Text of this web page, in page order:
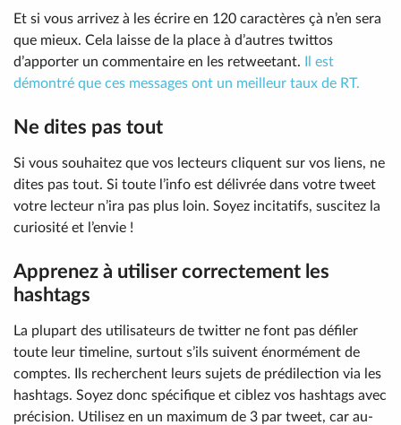
Et si vous arrivez à les écrire en 120 caractères çà n’en sera
que mieux. Cela laisse de la place à d’autres twittos
d’apporter un commentaire en les retweetant.
Il est
démontré que ces messages ont un meilleur taux de RT.
Ne dites pas tout
Si vous souhaitez que vos lecteurs cliquent sur vos liens, ne
dites pas tout. Si toute l’info est délivrée dans votre tweet
votre lecteur n’ira pas plus loin. Soyez incitatifs, suscitez la
curiosité et l’envie !
Apprenez à utiliser correctement les
hashtags
La plupart des utilisateurs de twitter ne font pas défiler
toute leur timeline, surtout s’ils suivent énormément de
comptes. Ils recherchent leurs sujets de prédilection via les
hashtags. Soyez donc spécifique et ciblez vos hashtags avec
précision. Utilisez en un maximum de 3 par tweet, car au-